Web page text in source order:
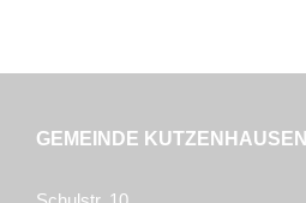
GEMEINDE KUTZENHAUSEN